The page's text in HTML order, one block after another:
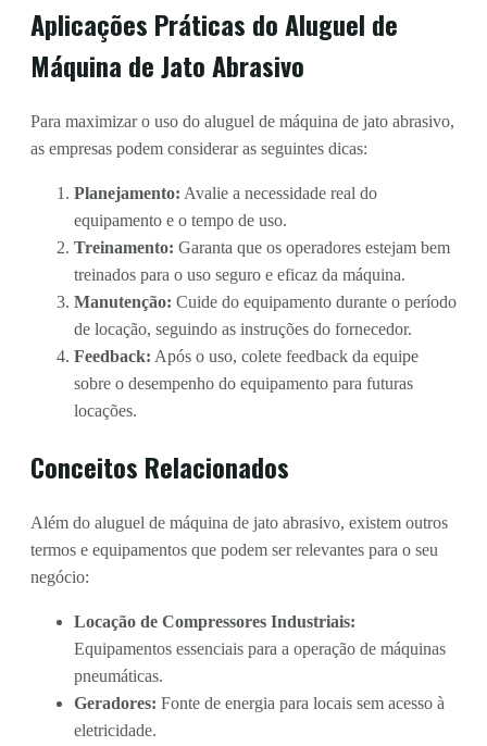
Aplicações Práticas do Aluguel de
Máquina de Jato Abrasivo
Para maximizar o uso do aluguel de máquina de jato abrasivo,
as empresas podem considerar as seguintes dicas:
Planejamento: Avalie a necessidade real do
equipamento e o tempo de uso.
Treinamento: Garanta que os operadores estejam bem
treinados para o uso seguro e eficaz da máquina.
Manutenção: Cuide do equipamento durante o período
de locação, seguindo as instruções do fornecedor.
Feedback: Após o uso, colete feedback da equipe
sobre o desempenho do equipamento para futuras
locações.
Conceitos Relacionados
Além do aluguel de máquina de jato abrasivo, existem outros
termos e equipamentos que podem ser relevantes para o seu
negócio:
Locação de Compressores Industriais:
Equipamentos essenciais para a operação de máquinas
pneumáticas.
Geradores: Fonte de energia para locais sem acesso à
eletricidade.